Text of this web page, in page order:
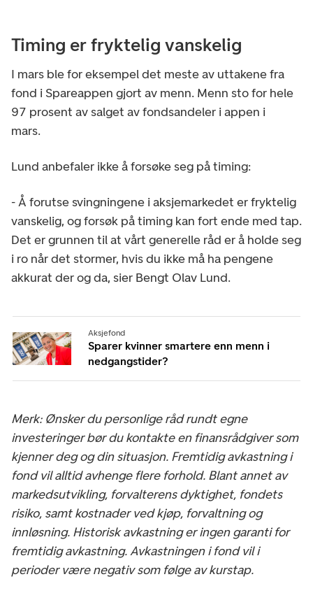
Timing er fryktelig vanskelig
I mars ble for eksempel det meste av uttakene fra
fond i Spareappen gjort av menn. Menn sto for hele
97 prosent av salget av fondsandeler i appen i
mars.
Lund anbefaler ikke å forsøke seg på timing:
- Å forutse svingningene i aksjemarkedet er fryktelig
vanskelig, og forsøk på timing kan fort ende med tap.
Det er grunnen til at vårt generelle råd er å holde seg
i ro når det stormer, hvis du ikke må ha pengene
akkurat der og da, sier Bengt Olav Lund.
Aksjefond
Sparer kvinner smartere enn menn i
nedgangstider?
Merk: Ønsker du personlige råd rundt egne
investeringer bør du kontakte en finansrådgiver som
kjenner deg og din situasjon. Fremtidig avkastning i
fond vil alltid avhenge flere forhold. Blant annet av
markedsutvikling, forvalterens dyktighet, fondets
risiko, samt kostnader ved kjøp, forvaltning og
innløsning. Historisk avkastning er ingen garanti for
fremtidig avkastning. Avkastningen i fond vil i
perioder være negativ som følge av kurstap.